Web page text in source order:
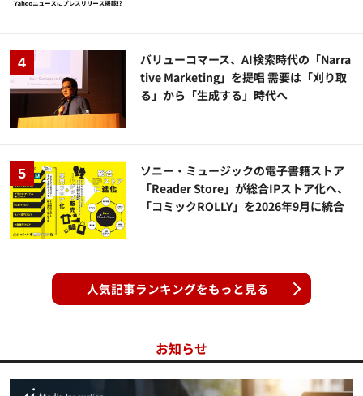
バリューコマース、AI検索時代の「Narra
tive Marketing」を提唱 需要は「刈り取
る」から「生成する」時代へ
ソニー・ミュージックの電子書籍ストア
「Reader Store」が総合IPストア化へ、
「コミックROLLY」を2026年9月に統合
人気記事ランキングをもっと見る
お知らせ